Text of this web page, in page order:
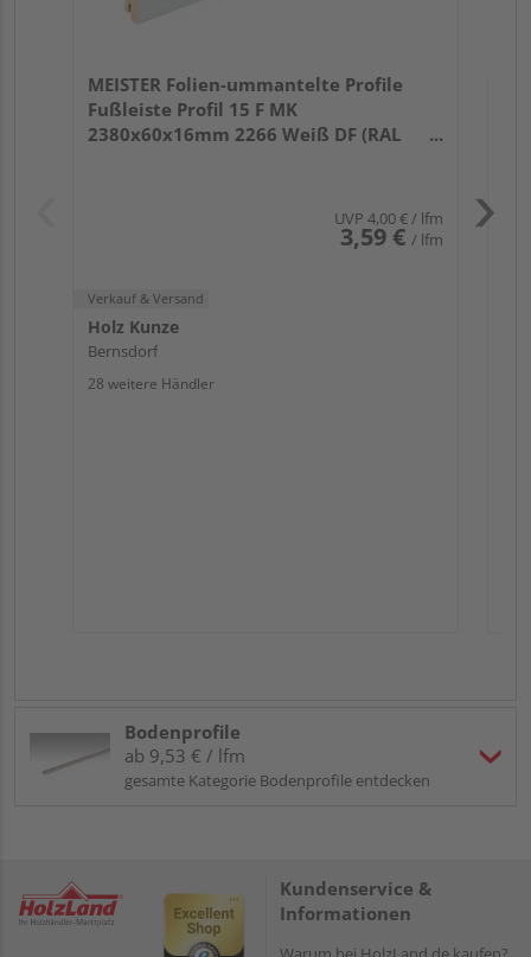
MEISTER Folien-ummantelte Profile
Fußleiste Profil 15 F MK
2380x60x16mm 2266 Weiß DF (RAL
UVP 4,00 €/ lfm
3,59 € / lfm
Verkauf & Versand
Holz Kunze
Bernsdorf
28 weitere Händler
Bodenprofile
ab 9,53 € / lfm
gesamte Kategorie Bodenprofile entdecken
Kundenservice &
Informationen